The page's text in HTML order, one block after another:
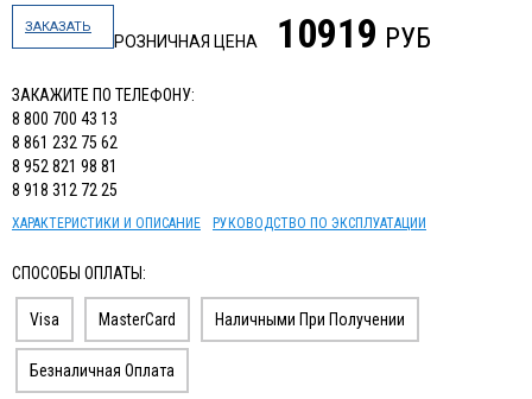
ЗАКАЗАТЬ
РОЗНИЧНАЯ ЦЕНА 10919 РУБ
ЗАКАЖИТЕ ПО ТЕЛЕФОНУ:
8 800 700 43 13
8 861 232 75 62
8 952 821 98 81
8 918 312 72 25
ХАРАКТЕРИСТИКИ И ОПИСАНИЕ РУКОВОДСТВО ПО ЭКСПЛУАТАЦИИ
СПОСОБЫ ОПЛАТЫ:
Visa MasterCard Наличными При Получении
Безналичная Оплата